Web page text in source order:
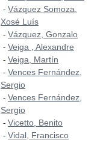
- Vázquez Somoza,
Xosé Luís
- Vázquez, Gonzalo
- Veiga , Alexandre
- Veiga, Martín
- Vences Fernández,
Sergio
- Vences Fernández,
Sergio
- Vicetto, Benito
- Vidal, Francisco